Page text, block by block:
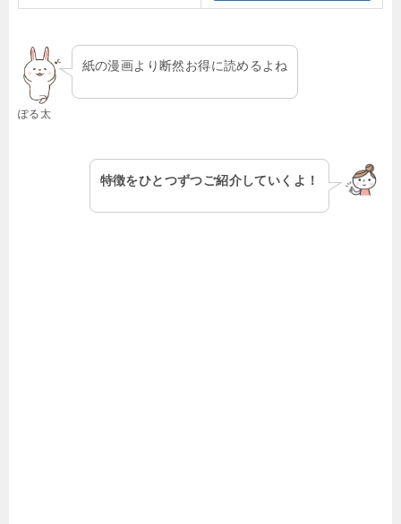
ぽる太
紙の漫画より断然お得に読めるよね
特徴をひとつずつご紹介していくよ！